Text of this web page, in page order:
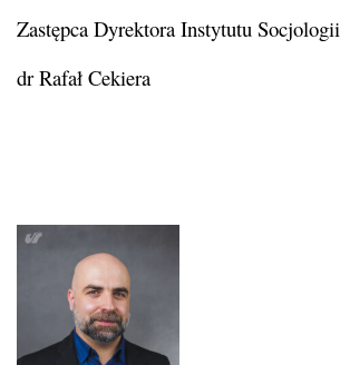
Zastępca Dyrektora Instytutu Socjologii
dr Rafał Cekiera